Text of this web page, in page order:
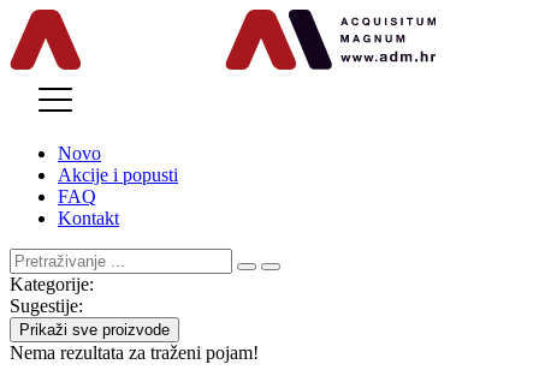
Novo
Akcije i popusti
FAQ
Kontakt
Kategorije:
Sugestije:
Prikaži sve proizvode
Nema rezultata za traženi pojam!